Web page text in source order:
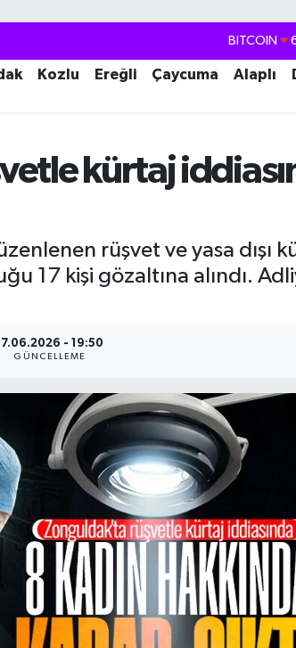
Kozlu Ereğli Çaycuma Alaplı
kürtaj
rüşvet ve yasa dışı
17 kişi gözaltına alındı.
- 19:50
GÜNCELLEME